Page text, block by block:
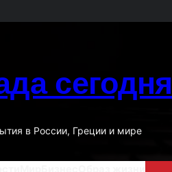
сегодня
в России, Греции и мире